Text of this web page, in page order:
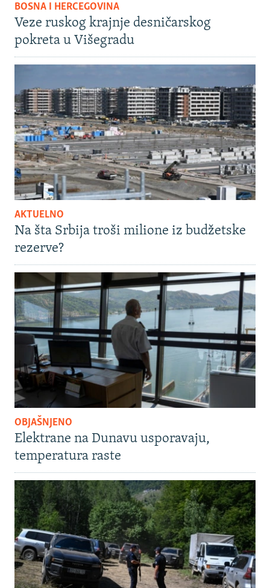
BOSNA I HERCEGOVINA
Veze ruskog krajnje desničarskog
pokreta u Višegradu
AKTUELNO
Na šta Srbija troši milione iz budžetske
rezerve?
OBJAŠNJENO
Elektrane na Dunavu usporavaju,
temperatura raste